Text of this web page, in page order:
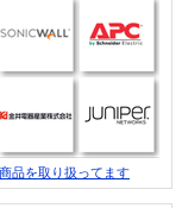
品を取り扱ってます